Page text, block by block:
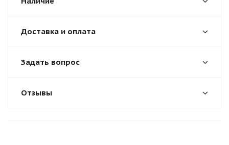
Доставка и оплата
Задать вопрос
Отзывы